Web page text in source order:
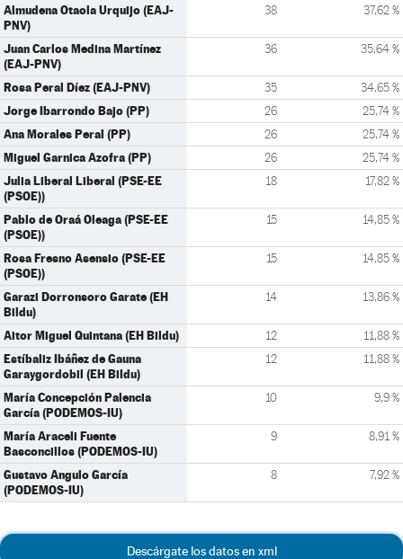
Almudena Otaola Urquijo (EAJ-
PNV)
38 37,62 %
Juan Carlos Medina Martínez
(EAJ-PNV)
36 35,64 %
Rosa Peral Díez (EAJ-PNV) 35 34,65 %
Jorge Ibarrondo Bajo (PP) 26 25,74 %
Ana Morales Peral (PP) 26 25,74 %
Miguel Garnica Azofra (PP) 26 25,74 %
Julia Liberal Liberal (PSE-EE
(PSOE))
18 17,82 %
Pablo de Oraá Oleaga (PSE-EE
(PSOE))
15 14,85 %
Rosa Fresno Asensio (PSE-EE
(PSOE))
15 14,85 %
Garazi Dorronsoro Garate (EH
Bildu)
14 13,86 %
Aitor Miguel Quintana (EH Bildu) 12 11,88 %
Estíbaliz Ibáñez de Gauna
Garaygordobil (EH Bildu)
12 11,88 %
María Concepción Palencia
García (PODEMOS-IU)
10 9,9 %
María Araceli Fuente
Basconcillos (PODEMOS-IU)
9 8,91 %
Gustavo Angulo García
(PODEMOS-IU)
8 7,92 %
Descárgate los datos en xml